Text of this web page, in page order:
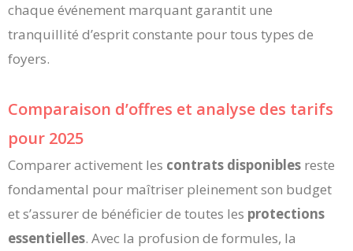
chaque événement marquant garantit une
tranquillité d’esprit constante pour tous types de
foyers.
Comparaison d’offres et analyse des tarifs
pour 2025
Comparer activement les contrats disponibles reste
fondamental pour maîtriser pleinement son budget
et s’assurer de bénéficier de toutes les protections
essentielles. Avec la profusion de formules, la